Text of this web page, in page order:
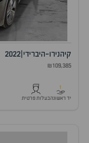
קיהנירו-היברידי 2022
₪109,385
1
יד ראשונהבעלות פרטית